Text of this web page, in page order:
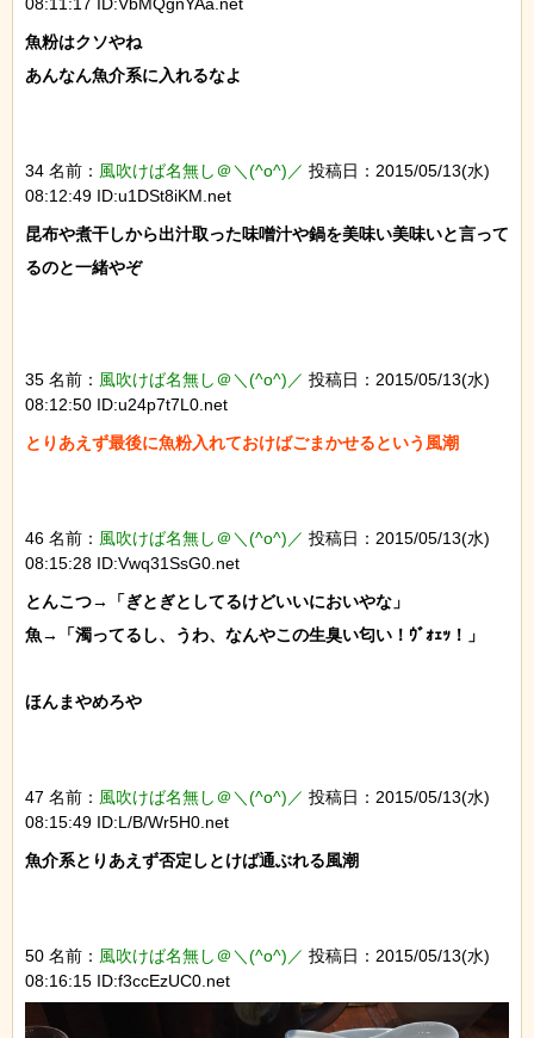
08:11:17 ID:VbMQgnYAa.net
魚粉はクソやね
あんなん魚介系に入れるなよ
34 名前： 風吹けば名無し＠＼(^o^)／ 投稿日：2015/05/13(水)
08:12:49 ID:u1DSt8iKM.net
昆布や煮干しから出汁取った味噌汁や鍋を美味い美味いと言って
るのと一緒やぞ
35 名前： 風吹けば名無し＠＼(^o^)／ 投稿日：2015/05/13(水)
08:12:50 ID:u24p7t7L0.net
とりあえず最後に魚粉入れておけばごまかせるという風潮
46 名前： 風吹けば名無し＠＼(^o^)／ 投稿日：2015/05/13(水)
08:15:28 ID:Vwq31SsG0.net
とんこつ→「ぎとぎとしてるけどいいにおいやな」
魚→「濁ってるし、うわ、なんやこの生臭い匂い！ｳﾞｫｪｯ！」
ほんまやめろや
47 名前： 風吹けば名無し＠＼(^o^)／ 投稿日：2015/05/13(水)
08:15:49 ID:L/B/Wr5H0.net
魚介系とりあえず否定しとけば通ぶれる風潮
50 名前： 風吹けば名無し＠＼(^o^)／ 投稿日：2015/05/13(水)
08:16:15 ID:f3ccEzUC0.net